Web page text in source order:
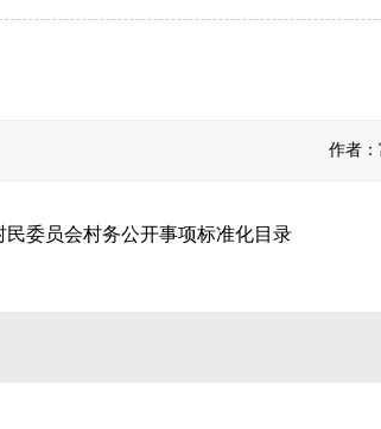
作者
民委员会村务公开事项标准化目录